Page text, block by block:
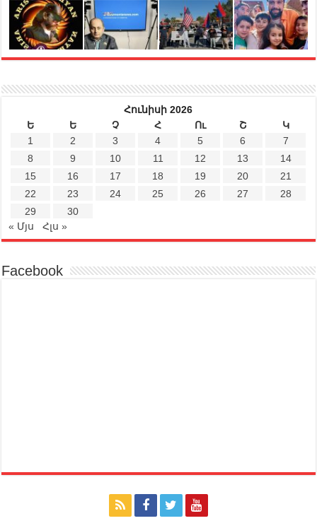
Հունիսի 2026
Ե
Ե Չ Հ Ու Շ
Կ
1
2 3 4 5 6
7
8
9 10 11 12 13
14
15
16 17 18 19 20
21
22
23 24 25 26 27
28
29
30
« Մյս
Հլս »
Facebook